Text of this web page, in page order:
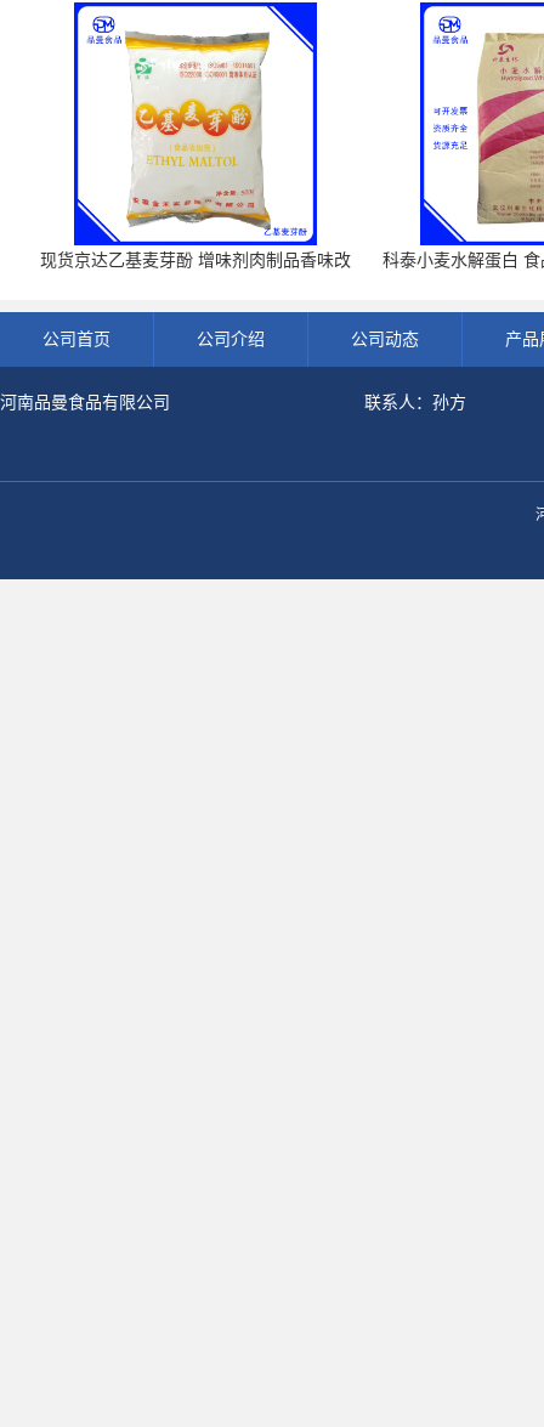
现货京达乙基麦芽酚 增味剂肉制品香味改
科泰小麦水解蛋白
公司首页 公司介绍 公司动态 产品
河南品曼食品有限公司 联系人：孙方